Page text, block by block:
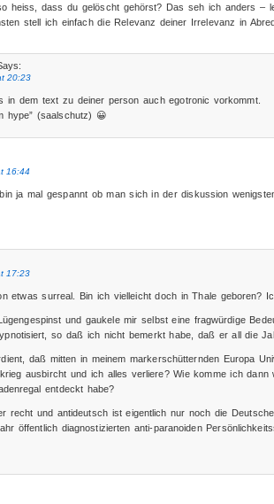
heiss, dass du gelöscht gehörst? Das seh ich anders –
stell ich einfach die Relevanz deiner Irrelevanz in
20:23
in dem text zu deiner person auch egotronic vorkommt.
hype” (saalschutz) 😀
16:44
ja mal gespannt ob man sich in der diskussion
17:23
etwas surreal. Bin ich vielleicht doch in Thale geboren?
und gaukele mir selbst eine fragwürdige
so daß ich nicht bemerkt habe, daß er all die
daß mitten in meinem markerschütternden Europa
ausbircht und ich alles verliere? Wie komme ich
entdeckt habe?
recht und antideutsch ist eigentlich nur noch die
öffentlich diagnostizierten anti-paranoiden